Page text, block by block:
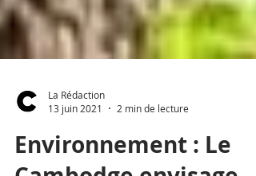
La Rédaction
13 juin 2021
2 min de lecture